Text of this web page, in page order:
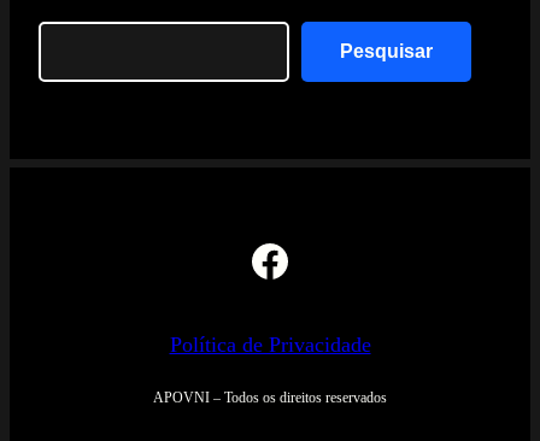
Pesquisar
Facebook
Política de Privacidade
APOVNI – Todos os direitos reservados